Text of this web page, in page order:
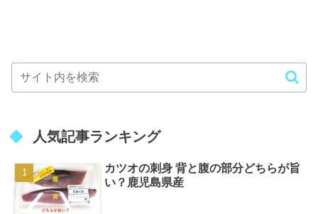
人気記事ランキング
カツオの刺身 背と腹の部分どちらが旨
い？鹿児島県産